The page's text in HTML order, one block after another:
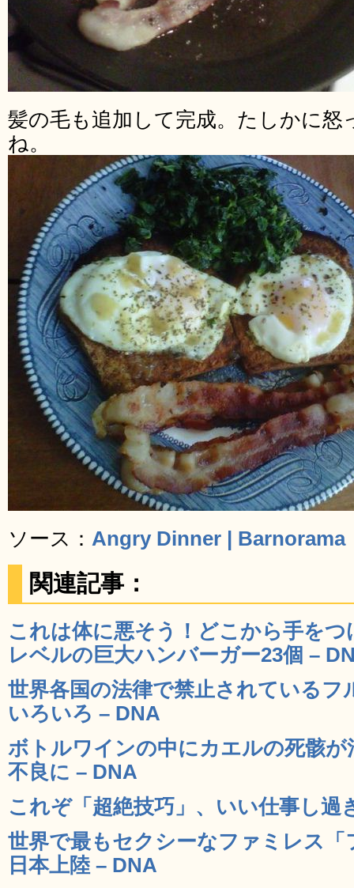
髪の毛も追加して完成。たしかに
ね。
ソース： Angry Dinner | Barnorama
関連記事：
これは体に悪そう！どこから手を
レベルの巨大ハンバーガー23個 –
世界各国の法律で禁止されているフ
いろいろ – DNA
ボトルワインの中にカエルの死骸が
不良に – DNA
これぞ「超絶技巧」、いい仕事し過
世界で最もセクシーなファミレス
日本上陸 – DNA